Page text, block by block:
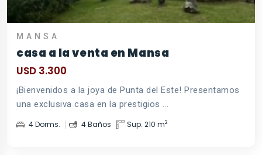
MANSA
casa a la venta en Mansa
USD 3.300
¡Bienvenidos a la joya de Punta del Este! Presentamos
una exclusiva casa en la prestigios ...
4 Dorms. 4 Baños Sup. 210 m2